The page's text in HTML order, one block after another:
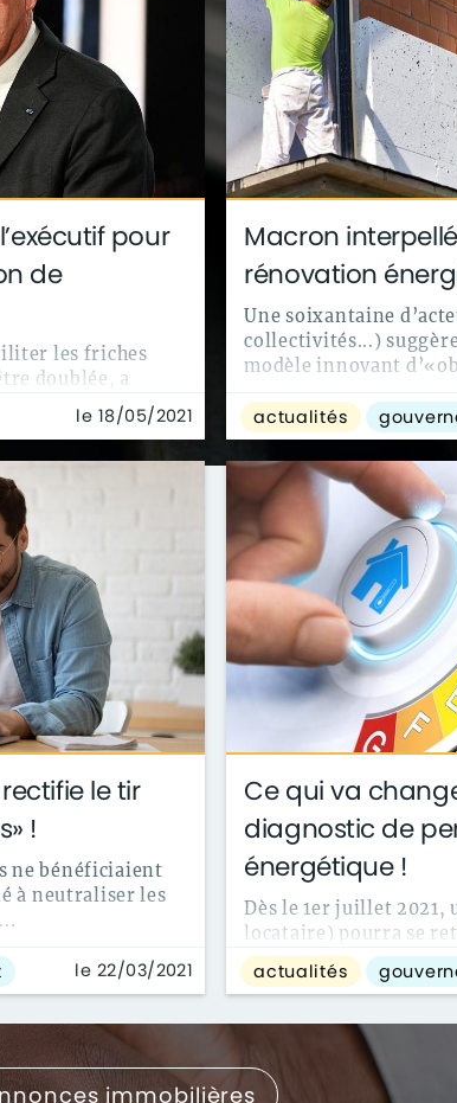
pour
de
les friches
doublée, a
le 18/05/2021
Macron
rénovation
Une soixantaine
collectivités...)
modèle innovant
actualités
le tir
!
ne bénéficiaient
à neutraliser les
le 22/03/2021
Ce qui va
diagnostic de
énergétique !
Dès le 1er juillet 2021,
locataire) pourra se
(ou le propriétaire) si
actualités
immobilières